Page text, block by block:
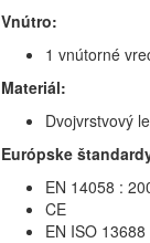
Vnútro:
1 vnútorné
Materiál:
Dvojvrstvový
Európske
EN 14058 :
CE
EN ISO